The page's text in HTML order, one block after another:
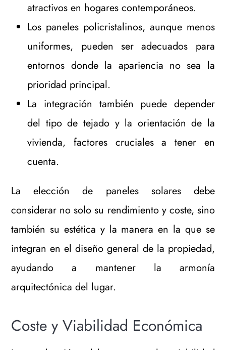
atractivos en hogares contemporáneos.
Los paneles policristalinos, aunque menos
uniformes, pueden ser adecuados para
entornos donde la apariencia no sea la
prioridad principal.
La integración también puede depender
del tipo de tejado y la orientación de la
vivienda, factores cruciales a tener en
cuenta.
La elección de paneles solares debe
considerar no solo su rendimiento y coste, sino
también su estética y la manera en la que se
integran en el diseño general de la propiedad,
ayudando a mantener la armonía
arquitectónica del lugar.
Coste y Viabilidad Económica